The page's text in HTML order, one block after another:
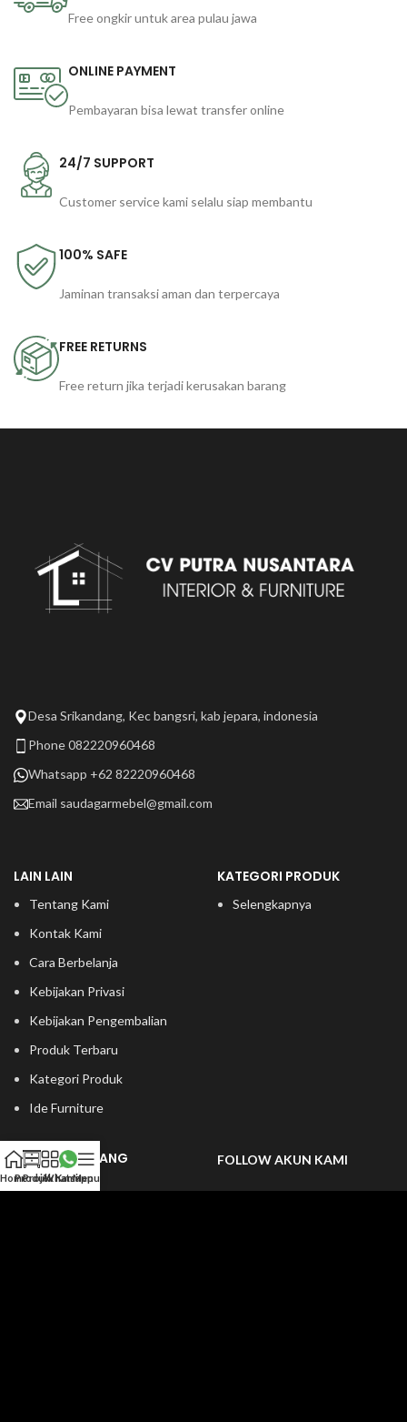
Free ongkir untuk area pulau jawa
ONLINE PAYMENT
Pembayaran bisa lewat transfer online
24/7 SUPPORT
Customer service kami selalu siap membantu
100% SAFE
Jaminan transaksi aman dan terpercaya
FREE RETURNS
Free return jika terjadi kerusakan barang
Desa Srikandang, Kec bangsri, kab jepara, indonesia
Phone 082220960468
Whatsapp +62 82220960468
Email saudagarmebel@gmail.com
LAIN LAIN
Tentang Kami
Kontak Kami
Cara Berbelanja
Kebijakan Privasi
Kebijakan Pengembalian
Produk Terbaru
Kategori Produk
Ide Furniture
KATEGORI PRODUK
Selengkapnya
KATEGORI RUANG
Ruang Tamu
FOLLOW AKUN KAMI
HomeProduk
Projek Kami
Whatsapp
Menu